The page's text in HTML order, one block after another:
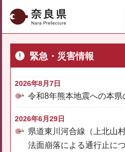
奈良県
緊急・災害情報
2026年8月7日
令和8年熊本地震への本県
2026年6月29日
県道東川河合線（上北山
法面崩落による通行止に